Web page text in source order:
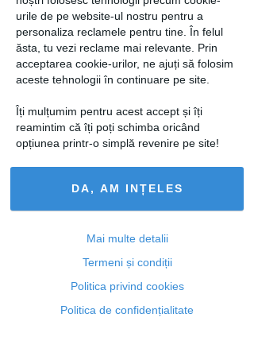
urile de pe website-ul nostru pentru a
personaliza reclamele pentru tine. În felul
ăsta, tu vezi reclame mai relevante. Prin
acceptarea cookie-urilor, ne ajuți să folosim
aceste tehnologii în continuare pe site.
Îți mulțumim pentru acest accept și îți
reamintim că îți poți schimba oricând
opțiunea printr-o simplă revenire pe site!
DA, AM INȚELES
Mai multe detalii
Termeni și condiții
Politica privind cookies
Politica de confidențialitate
turnați jumătate din aluat. Deasupra,
adăugați un strat din boabele de
struguri și acoperiți-le cu restul de aluat.
Suprafața tartei se decorează cu
bobițele rămase. Tarta se coace la 180°
timp de 30 de minute. Se presară cu
zahăr pudră și se servește pe masă.
Poftă bună!
Articolul următor